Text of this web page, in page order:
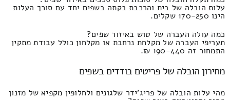
עלות הובלה של בית והרכבת בקתה בשפים יחד עם סוכך העלות
הינו 170-250 שקלים.
כמה עולה העברה של טוש באיזור שפים?
תעריפי העברה של מקלחת נרחבת או מקלחון כולל עבודת מתקין
התמחור זה 190-440 ₪.
מחירון הובלה של פריטים בודדים בשפים
מהי עלות הובלה של פריג'ידר שלגונים ולחלופין מקפיא של מזנון